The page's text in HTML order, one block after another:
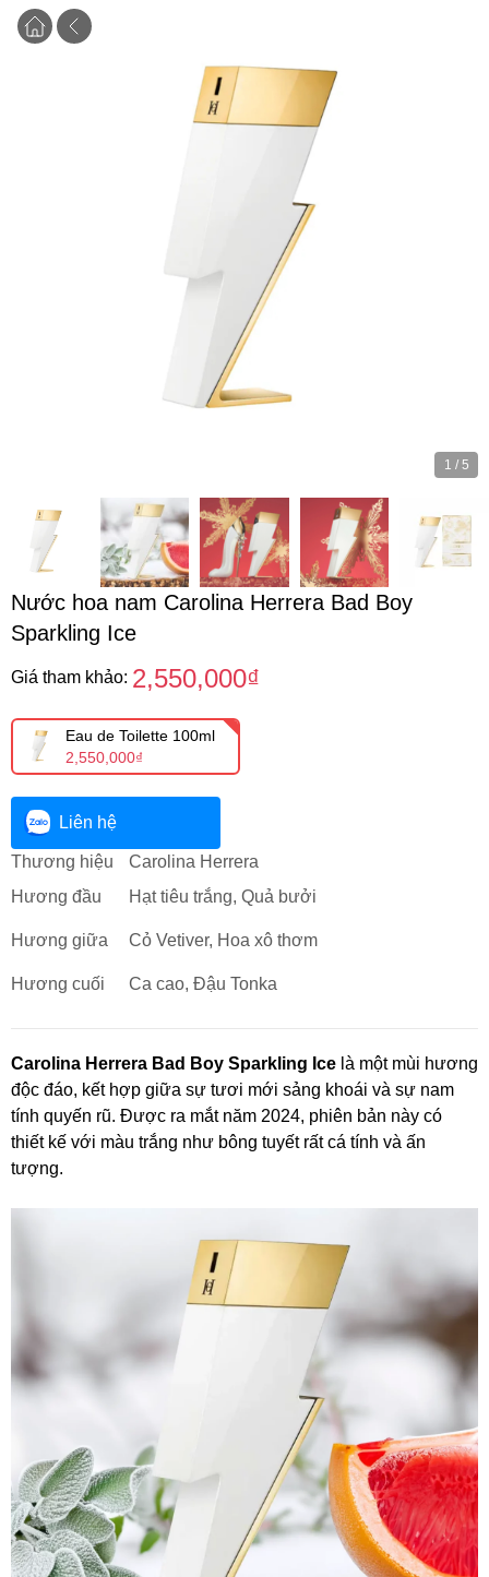
1 / 5
Nước hoa nam Carolina Herrera Bad Boy
Sparkling Ice
Giá tham khảo: 2,550,000₫
Eau de Toilette 100ml
2,550,000₫
Liên hệ
Thương hiệu
Carolina Herrera
Hương đầu
Hạt tiêu trắng, Quả bưởi
Hương giữa Cỏ Vetiver, Hoa xô thơm
Hương cuối Ca cao, Đậu Tonka
Carolina Herrera Bad Boy Sparkling Ice là một mùi hương
độc đáo, kết hợp giữa sự tươi mới sảng khoái và sự nam
tính quyến rũ. Được ra mắt năm 2024, phiên bản này có
thiết kế với màu trắng như bông tuyết rất cá tính và ấn
tượng.